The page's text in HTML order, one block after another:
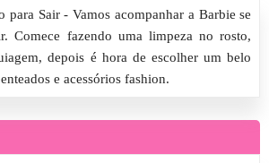
para Sair - Vamos acompanhar a Barbie se
Comece fazendo uma limpeza no rosto,
depois é hora de escolher um belo
e acessórios fashion.